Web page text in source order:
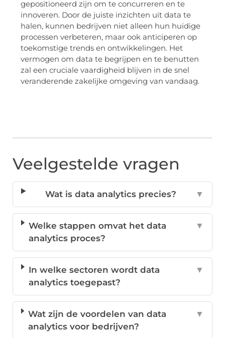
gepositioneerd zijn om te concurreren en te
innoveren. Door de juiste inzichten uit data te
halen, kunnen bedrijven niet alleen hun huidige
processen verbeteren, maar ook anticiperen op
toekomstige trends en ontwikkelingen. Het
vermogen om data te begrijpen en te benutten
zal een cruciale vaardigheid blijven in de snel
veranderende zakelijke omgeving van vandaag.
Veelgestelde vragen
Wat is data analytics precies? ▼
Welke stappen omvat het data
analytics proces?
▼
In welke sectoren wordt data
analytics toegepast?
▼
Wat zijn de voordelen van data
analytics voor bedrijven?
▼